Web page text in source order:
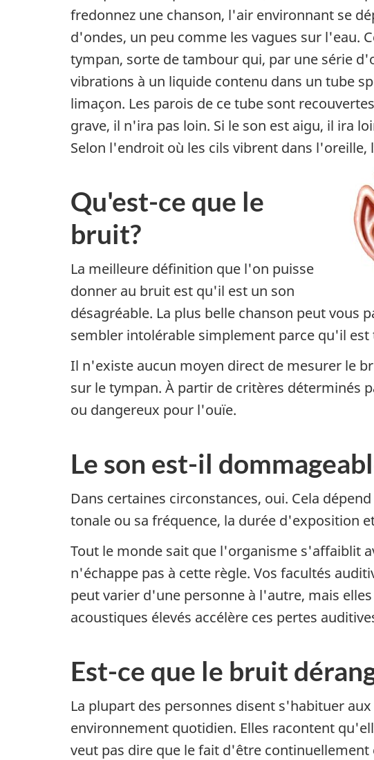
fredonnez une chanson, l'air environnant se
d'ondes, un peu comme les vagues sur l'eau.
tympan, sorte de tambour qui, par une série
vibrations à un liquide contenu dans un tube
limaçon. Les parois de ce tube sont
grave, il n'ira pas loin. Si le son est aigu, il ira
Selon l'endroit où les cils vibrent dans l'oreille,
de
Qu'est-ce que le
bruit?
La meilleure définition que l'on puisse
donner au bruit est qu'il est un son
désagréable. La plus belle chanson peut vous
sembler intolérable simplement parce qu'il
Il n'existe aucun moyen direct de mesurer le
sur le tympan. À partir de critères déterminés
ou dangereux pour l'ouïe.
Le son est-il
Dans certaines circonstances, oui. Cela
tonale ou sa fréquence, la durée d'exposition
Tout le monde sait que l'organisme s'affaiblit
n'échappe pas à cette règle. Vos facultés
peut varier d'une personne à l'autre, mais
acoustiques élevés accélère ces pertes
Est-ce que le bruit
La plupart des personnes disent s'habituer
environnement quotidien. Elles racontent
veut pas dire que le fait d'être